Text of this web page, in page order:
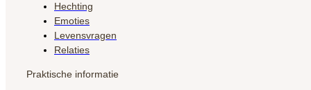
Hechting
Emoties
Levensvragen
Relaties
Praktische informatie